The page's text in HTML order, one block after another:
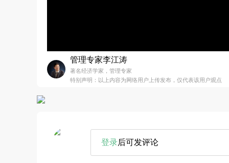
管理专家李江涛
著名经济学家，管理专家
特别声明：以上内容为网络用户上传发布，仅代表该用户观点
登录后可发评论